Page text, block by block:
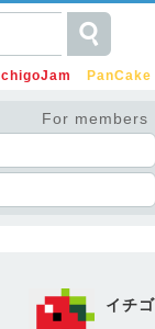
PanCake
For members
イチ